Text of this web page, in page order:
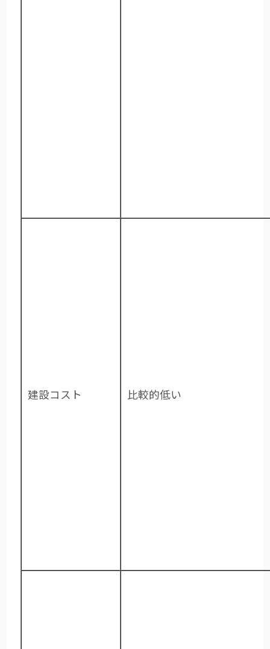
建設コスト 比較的低い